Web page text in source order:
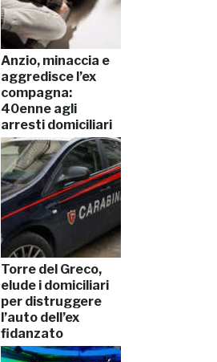
Anzio, minaccia e
aggredisce l’ex
compagna:
40enne agli
arresti domiciliari
Torre del Greco,
elude i domiciliari
per distruggere
l’auto dell’ex
fidanzato